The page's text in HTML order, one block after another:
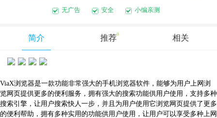
无广告 安全 小编亲测
简介 推荐0 相关
ViaX浏览器是一款功能非常强大的手机浏览器软件，能够为用户上网浏
览网页提供更多的便利服务，拥有强大的搜索功能供用户使用，支持多种
搜索引擎，让用户搜索快人一步，并且为用户使用它浏览网页提供了更多
的便利帮助，拥有多种实用的功能供用户使用，让用户可以享受多种上网